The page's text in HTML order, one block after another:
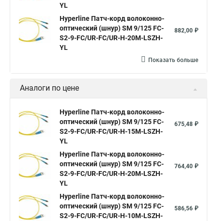
YL
Hyperline Патч-корд волоконно-
оптический (шнур) SM 9/125 FC-
S2-9-FC/UR-FC/UR-H-20M-LSZH-
YL
882,00 ₽
Показать больше
Аналоги по цене
Hyperline Патч-корд волоконно-
оптический (шнур) SM 9/125 FC-
S2-9-FC/UR-FC/UR-H-15M-LSZH-
YL
675,48 ₽
Hyperline Патч-корд волоконно-
оптический (шнур) SM 9/125 FC-
S2-9-FC/UR-FC/UR-H-20M-LSZH-
YL
764,40 ₽
Hyperline Патч-корд волоконно-
оптический (шнур) SM 9/125 FC-
S2-9-FC/UR-FC/UR-H-10M-LSZH-
586,56 ₽